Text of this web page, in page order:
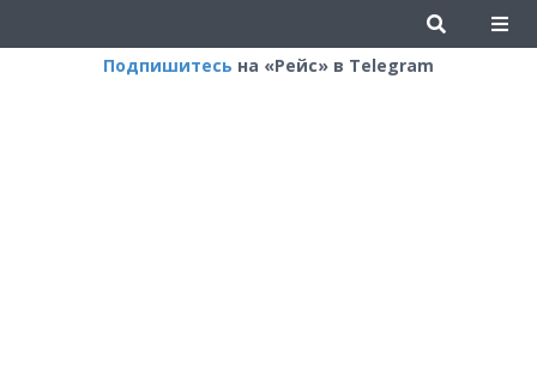
Подпишитесь на «Рейс» в Telegram